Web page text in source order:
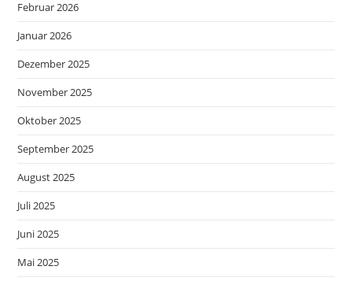
Februar 2026
Januar 2026
Dezember 2025
November 2025
Oktober 2025
September 2025
August 2025
Juli 2025
Juni 2025
Mai 2025